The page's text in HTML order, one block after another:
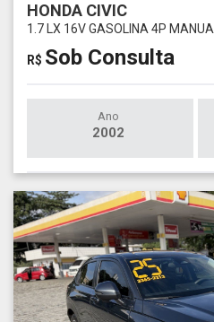
HONDA CIVIC
1.7 LX 16V GASOLINA 4P MANUAL
R$ Sob Consulta
Ano
2002